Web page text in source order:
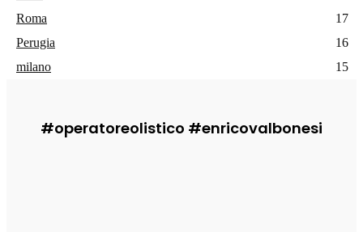
Roma
17
Perugia
16
milano
15
#operatoreolistico #enricovalbonesi